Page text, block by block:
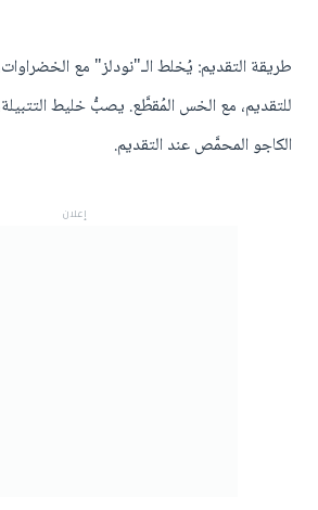
طريقة التقديم: يُخلط الـ"نودلز" مع
للتقديم، مع الخس المُقطَّع. يصبُّ خليط
الكاجو المحمَّص عند التقديم.
إعلان